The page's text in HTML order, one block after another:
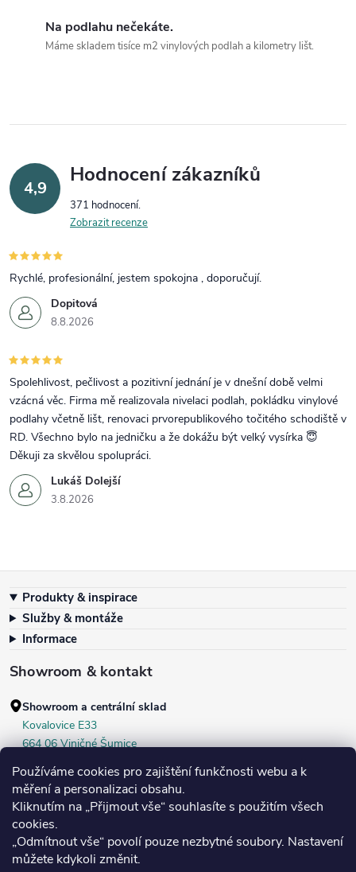
Používáme cookies pro zajištění funkčnosti webu a k
měření a personalizaci obsahu.
Kliknutím na „Přijmout vše“ souhlasíte s použitím všech
cookies.
„Odmítnout vše“ povolí pouze nezbytné soubory. Nastavení
můžete kdykoli změnit.
Na podlahu nečekáte.
Máme skladem tisíce m2 vinylových podlah a kilometry lišt.
4,9
Hodnocení zákazníků
371 hodnocení
Zobrazit recenze
Dopitová
8.8.2026
Rychlé, profesionální, jestem spokojna , doporučují.
Lukáš Dolejší
3.8.2026
Spolehlivost, pečlivost a pozitivní jednání je v dnešní době velmi
vzácná věc. Firma mě realizovala nivelaci podlah, pokládku vinylové
podlahy včetně lišt, renovaci prvorepublikového točitého schodiště v
RD. Všechno bylo na jedničku a že dokážu být velký vysírka 😇
Děkuji za skvělou spolupráci.
Produkty & inspirace
Služby & montáže
Informace
Showroom & kontakt
Showroom a centrální sklad
Kovalovice E33
664 06 Viničné Šumice
+420 604 536 499
Po–Pá:7:30–16:00
Středa:
Sobota:8:00–10:00